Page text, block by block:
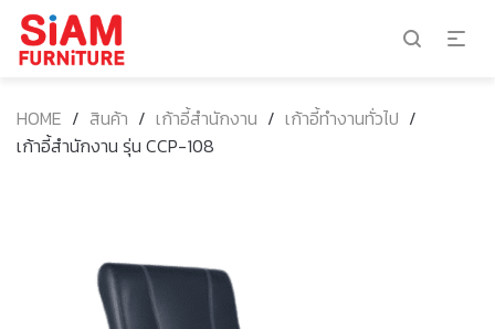
HOME / สินค้า / เก้าอี้สำนักงาน / เก้าอี้ทำงานทั่วไป /
เก้าอี้สำนักงาน รุ่น CCP-108